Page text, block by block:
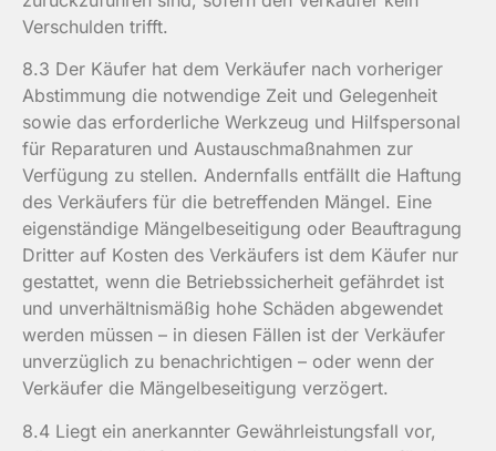
Verschulden trifft.
8.3 Der Käufer hat dem Verkäufer nach vorheriger
Abstimmung die notwendige Zeit und Gelegenheit
sowie das erforderliche Werkzeug und Hilfspersonal
für Reparaturen und Austauschmaßnahmen zur
Verfügung zu stellen. Andernfalls entfällt die Haftung
des Verkäufers für die betreffenden Mängel. Eine
eigenständige Mängelbeseitigung oder Beauftragung
Dritter auf Kosten des Verkäufers ist dem Käufer nur
gestattet, wenn die Betriebssicherheit gefährdet ist
und unverhältnismäßig hohe Schäden abgewendet
werden müssen – in diesen Fällen ist der Verkäufer
unverzüglich zu benachrichtigen – oder wenn der
Verkäufer die Mängelbeseitigung verzögert.
8.4 Liegt ein anerkannter Gewährleistungsfall vor,